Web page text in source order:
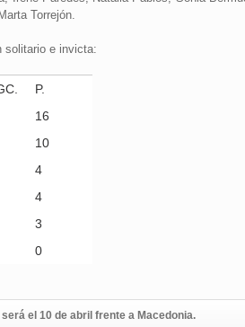
Torrejón.
solitario e invicta:
P.
16
10
4
4
3
0
el 10 de abril frente a Macedonia.